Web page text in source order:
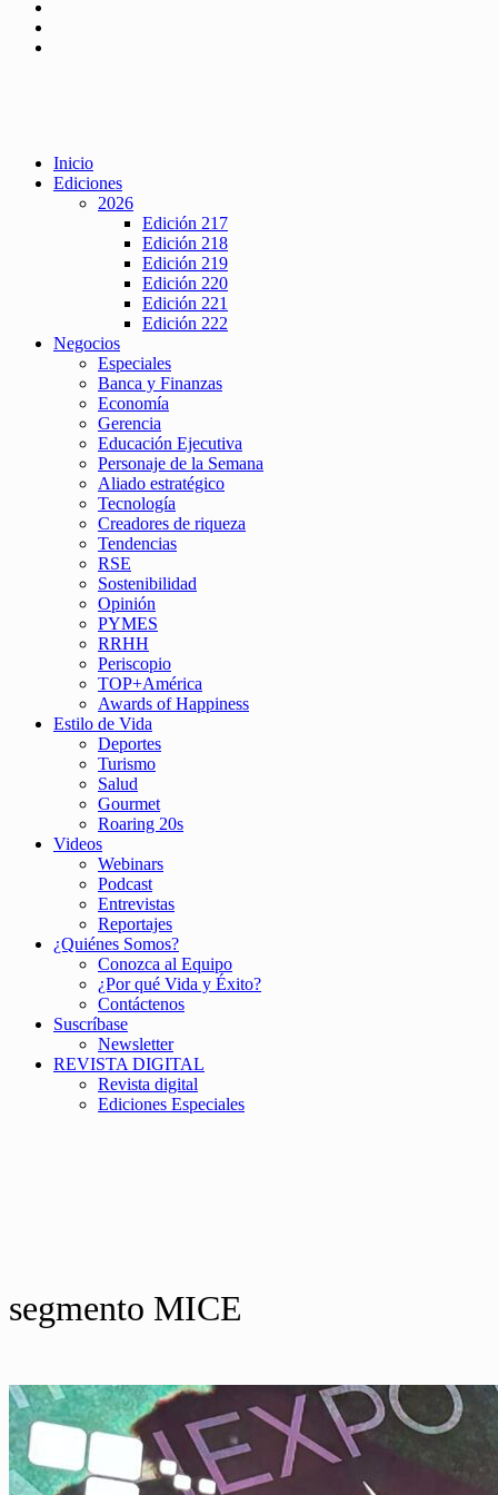
Inicio
Ediciones
2026
Edición 217
Edición 218
Edición 219
Edición 220
Edición 221
Edición 222
Negocios
Especiales
Banca y Finanzas
Economía
Gerencia
Educación Ejecutiva
Personaje de la Semana
Aliado estratégico
Tecnología
Creadores de riqueza
Tendencias
RSE
Sostenibilidad
Opinión
PYMES
RRHH
Periscopio
TOP+América
Awards of Happiness
Estilo de Vida
Deportes
Turismo
Salud
Gourmet
Roaring 20s
Videos
Webinars
Podcast
Entrevistas
Reportajes
¿Quiénes Somos?
Conozca al Equipo
¿Por qué Vida y Éxito?
Contáctenos
Suscríbase
Newsletter
REVISTA DIGITAL
Revista digital
Ediciones Especiales
segmento MICE